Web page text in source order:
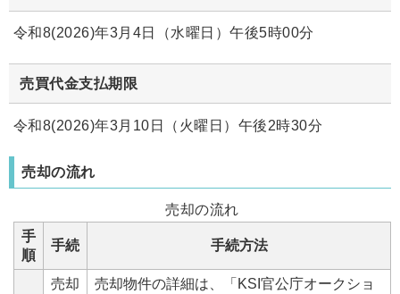
令和8(2026)年3月4日（水曜日）午後5時00分
売買代金支払期限
令和8(2026)年3月10日（火曜日）午後2時30分
売却の流れ
売却の流れ
手
順
手続 手続方法
売却
売却物件の詳細は、「KSI官公庁オークショ